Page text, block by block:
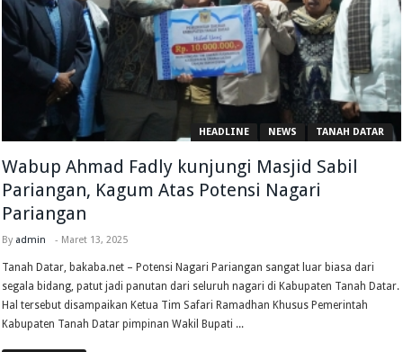
HEADLINE NEWS TANAH DATAR
Wabup Ahmad Fadly kunjungi Masjid Sabil
Pariangan, Kagum Atas Potensi Nagari
Pariangan
By admin - Maret 13, 2025
Tanah Datar, bakaba.net – Potensi Nagari Pariangan sangat luar biasa dari
segala bidang, patut jadi panutan dari seluruh nagari di Kabupaten Tanah Datar.
Hal tersebut disampaikan Ketua Tim Safari Ramadhan Khusus Pemerintah
Kabupaten Tanah Datar pimpinan Wakil Bupati ...